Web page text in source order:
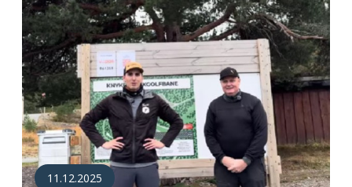
11.12.2025